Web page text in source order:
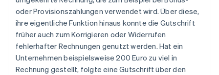
oder Provisionszahlungen verwendet wird. Über diese,
ihre eigentliche Funktion hinaus konnte die Gutschrift
früher auch zum Korrigieren oder Widerrufen
fehlerhafter Rechnungen genutzt werden. Hat ein
Unternehmen beispielsweise 200 Euro zu viel in
Rechnung gestellt, folgte eine Gutschrift über den